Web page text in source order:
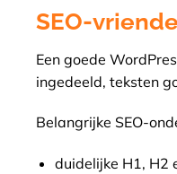
SEO-
Een goede
ingedeeld, teksten
Belangrijke SEO-
duidelijke H1, H2